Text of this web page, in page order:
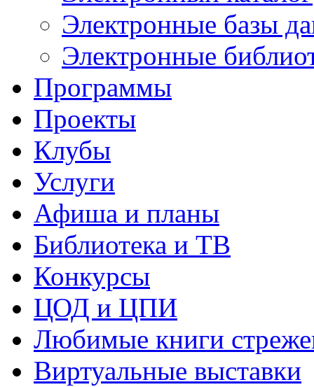
Электронные базы
Электронные
Программы
Проекты
Клубы
Услуги
Афиша и планы
Библиотека и ТВ
Конкурсы
ЦОД и ЦПИ
Любимые книги
Виртуальные выставки